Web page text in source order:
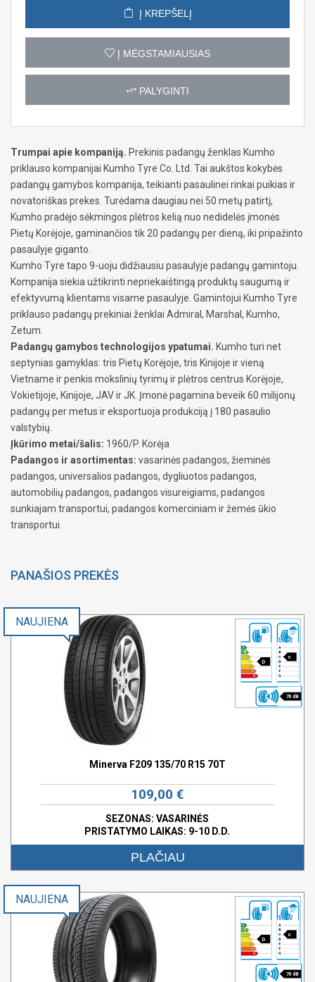
Į KREPŠELĮ
Į MĖGSTAMIAUSIAS
PALYGINTI
Trumpai apie kompaniją. Prekinis padangų ženklas Kumho
priklauso kompanijai Kumho Tyre Co. Ltd. Tai aukštos kokybės
padangų gamybos kompanija, teikianti pasaulinei rinkai puikias ir
novatoriškas prekes. Turėdama daugiau nei 50 metų patirtį,
Kumho pradėjo sėkmingos plėtros kelią nuo nedidelės įmonės
Pietų Korėjoje, gaminančios tik 20 padangų per dieną, iki pripažinto
pasaulyje giganto.
Kumho Tyre tapo 9-uoju didžiausiu pasaulyje padangų gamintoju.
Kompanija siekia užtikrinti nepriekaištingą produktų saugumą ir
efektyvumą klientams visame pasaulyje. Gamintojui Kumho Tyre
priklauso padangų prekiniai ženklai Admiral, Marshal, Kumho,
Zetum.
Padangų gamybos technologijos ypatumai. Kumho turi net
septynias gamyklas: tris Pietų Korėjoje, tris Kinijoje ir vieną
Vietname ir penkis mokslinių tyrimų ir plėtros centrus Korėjoje,
Vokietijoje, Kinijoje, JAV ir JK. Įmonė pagamina beveik 60 milijonų
padangų per metus ir eksportuoja produkciją į 180 pasaulio
valstybių.
Įkūrimo metai/šalis: 1960/P. Korėja
Padangos ir asortimentas: vasarinės padangos, žieminės
padangos, universalios padangos, dygliuotos padangos,
automobilių padangos, padangos visureigiams, padangos
sunkiajam transportui, padangos komerciniam ir žemės ūkio
transportui.
PANAŠIOS PREKĖS
D
c
70 dB
NAUJIENA
Minerva F209 135/70 R15 70T
109,00 €
SEZONAS: VASARINĖS
PRISTATYMO LAIKAS: 9-10 D.D.
PLAČIAU
D
c
70 dB
NAUJIENA